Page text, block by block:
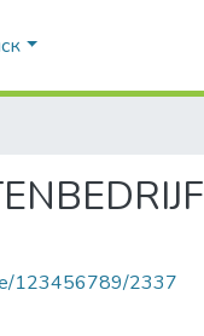
123456789/2337